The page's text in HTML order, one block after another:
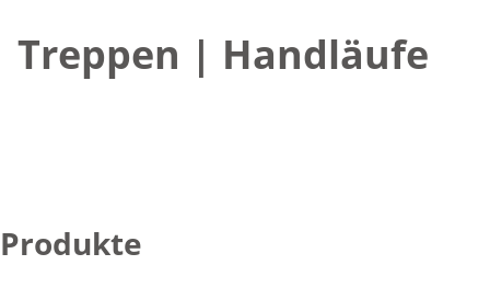
Treppen | Handläufe
Produkte